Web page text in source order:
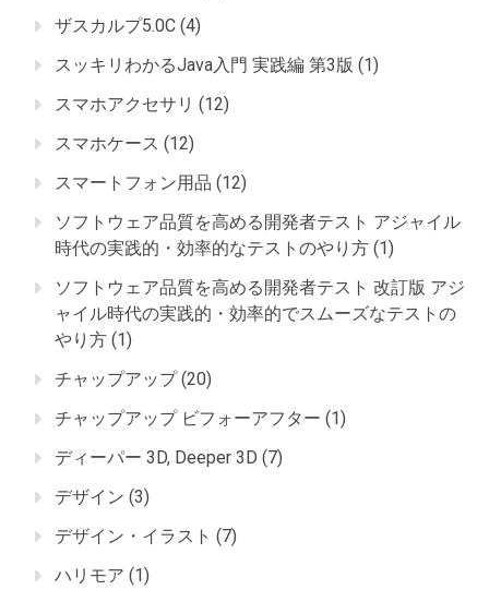
ザスカルプ5.0C (4)
スッキリわかるJava入門 実践編 第3版 (1)
スマホアクセサリ (12)
スマホケース (12)
スマートフォン用品 (12)
ソフトウェア品質を高める開発者テスト アジャイル
時代の実践的・効率的なテストのやり方 (1)
ソフトウェア品質を高める開発者テスト 改訂版 アジ
ャイル時代の実践的・効率的でスムーズなテストの
やり方 (1)
チャップアップ(20)
チャップアップ ビフォーアフター (1)
ディーパー 3D, Deeper 3D (7)
デザイン (3)
デザイン・イラスト (7)
ハリモア (1)